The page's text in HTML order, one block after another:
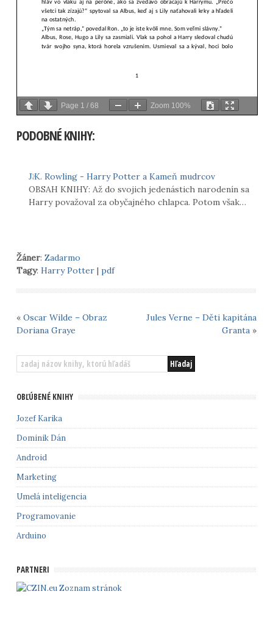
Page 1 / 68 Zoom 100%
PODOBNÉ KNIHY:
J.K. Rowling - Harry Potter a Kameň mudrcov
OBSAH KNIHY: Až do svojich jedenástich narodenín sa
Harry považoval za obyčajného chlapca. Potom však…
Žáner: Zadarmo
Tagy: Harry Potter| pdf
« Oscar Wilde – Obraz
Doriana Graye
Jules Verne – Děti kapitána
Granta »
OBĽÚBENÉ KNIHY
Jozef Karika
Dominik Dán
Android
Marketing
Umelá inteligencia
Programovanie
Arduino
PARTNERI
Zoznam stránok